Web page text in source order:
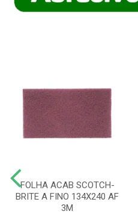
FOLHA ACAB SCOTCH-
BRITE A FINO 134X240 AF
3M